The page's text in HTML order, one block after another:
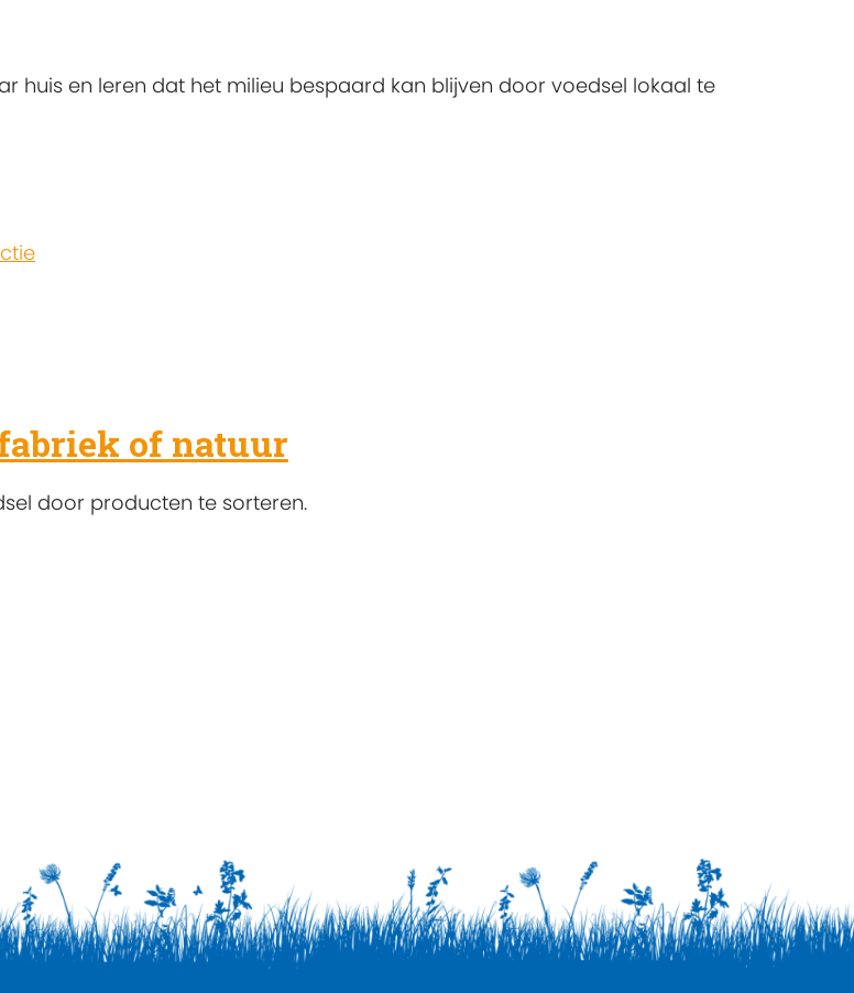
huis en leren dat het milieu bespaard kan blijven door voedsel lokaal te
of natuur
door producten te sorteren.